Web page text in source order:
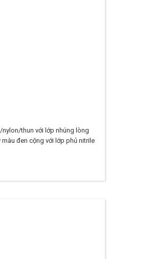
nylon/thun với lớp nhúng lòng
màu đen cộng với lớp phủ nitrile